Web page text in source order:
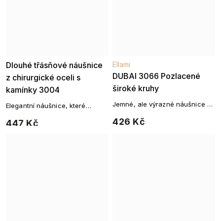
Dlouhé třásňové náušnice
z chirurgické oceli s
kamínky 3004
447 Kč
Elegantní náušnice, které
řetízky pro okouzlující večerní
DUBAI 3066 Pozlacené
široké kruhy
Ellami
426 Kč
Jemné, ale výrazné náušnice v
každodenní eleganci.